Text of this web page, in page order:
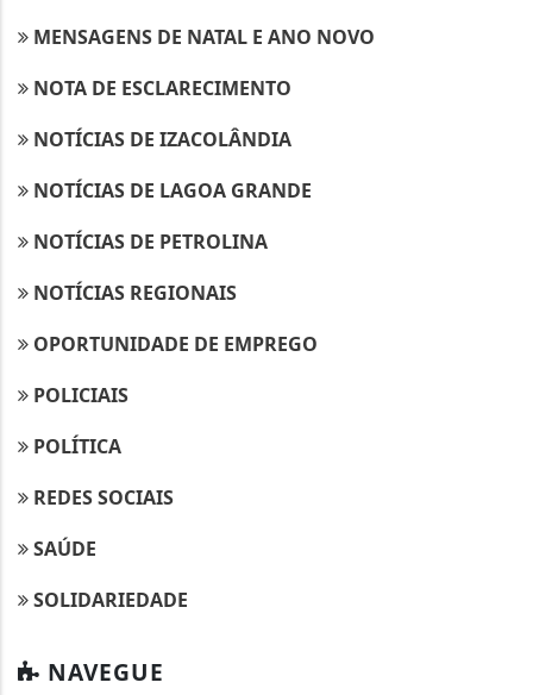
MENSAGENS DE NATAL E ANO NOVO
NOTA DE ESCLARECIMENTO
NOTÍCIAS DE IZACOLÂNDIA
NOTÍCIAS DE LAGOA GRANDE
NOTÍCIAS DE PETROLINA
NOTÍCIAS REGIONAIS
OPORTUNIDADE DE EMPREGO
POLICIAIS
POLÍTICA
REDES SOCIAIS
SAÚDE
SOLIDARIEDADE
NAVEGUE